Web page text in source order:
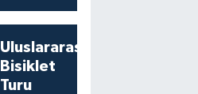
Uluslararası
Bisiklet
Turu